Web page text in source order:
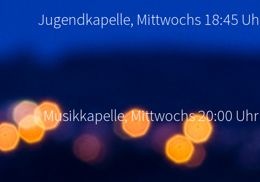
Jugendkapelle, Mittwochs 18:45
Musikkapelle, Mittwochs 20:00 Uhr